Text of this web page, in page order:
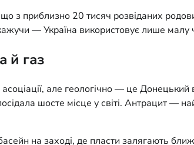
що з приблизно 20 тисяч розвіданих
— Україна використовує лише малу
й газ
але геологічно — це
шосте місце у світі. Антрацит —
на заході, де пласти залягають